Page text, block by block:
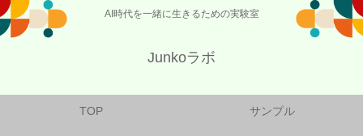
AI時代を一緒に生きるための実験室
Junkoラボ
TOP サンプル